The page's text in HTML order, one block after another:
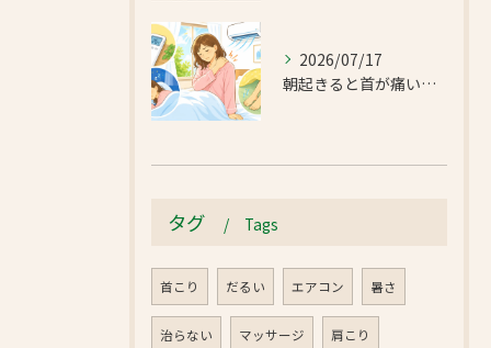
2026/07/17
朝起きると首が痛い…エアコンの冷えで首肩こりと足のだるさが気になったお客様｜半蔵門 首肩リフレッシュ整体院
タグ Tags
首こり だるい エアコン 暑さ
治らない マッサージ 肩こり